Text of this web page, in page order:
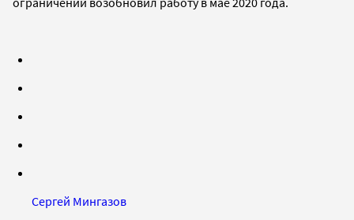
Сергей Мингазов